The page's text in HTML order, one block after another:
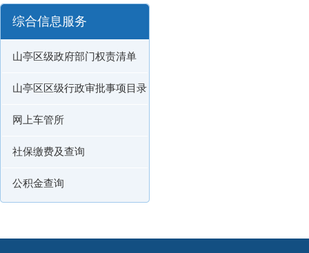
综合信息服务
山亭区级政府部门权责清单
山亭区区级行政审批事项目录
网上车管所
社保缴费及查询
公积金查询